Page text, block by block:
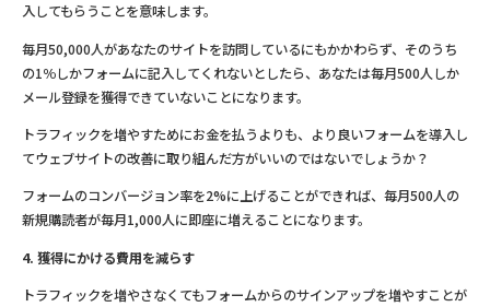
入してもらうことを意味します。
毎月50,000人があなたのサイトを訪問しているにもかかわらず、そのうち
の1％しかフォームに記入してくれないとしたら、あなたは毎月500人しか
メール登録を獲得できていないことになります。
トラフィックを増やすためにお金を払うよりも、より良いフォームを導入し
てウェブサイトの改善に取り組んだ方がいいのではないでしょうか？
フォームのコンバージョン率を2%に上げることができれば、毎月500人の
新規購読者が毎月1,000人に即座に増えることになります。
4. 獲得にかける費用を減らす
トラフィックを増やさなくてもフォームからのサインアップを増やすことが